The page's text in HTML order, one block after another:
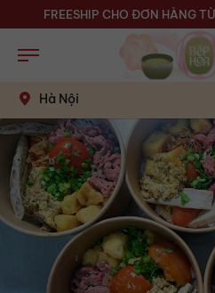
FREESHIP CHO ĐƠN HÀNG
Hà Nội